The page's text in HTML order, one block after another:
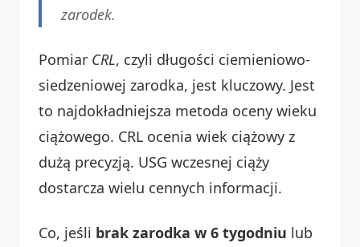
zarodek.
Pomiar CRL, czyli długości ciemieniowo-
siedzeniowej zarodka, jest kluczowy. Jest
to najdokładniejsza metoda oceny wieku
ciążowego. CRL ocenia wiek ciążowy z
dużą precyzją. USG wczesnej ciąży
dostarcza wielu cennych informacji.
Co, jeśli brak zarodka w 6 tygodniu lub